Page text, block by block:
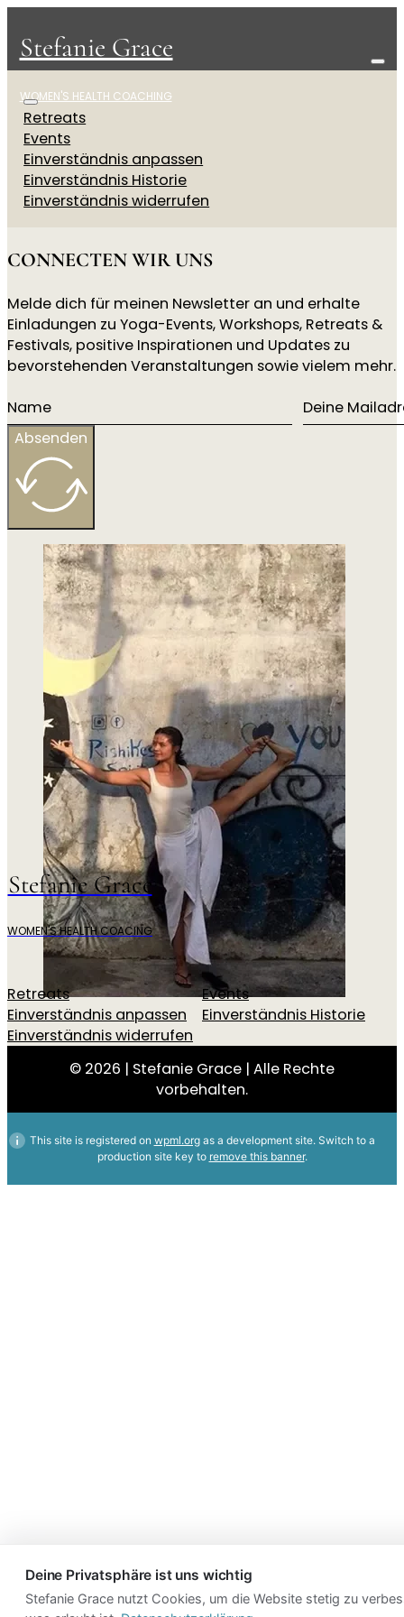
Stefanie Grace
WOMEN'S HEALTH COACHING
Retreats
Events
Einverständnis anpassen
Einverständnis Historie
Einverständnis widerrufen
CONNECTEN WIR UNS
Melde dich für meinen Newsletter an und erhalte
Einladungen zu Yoga-Events, Workshops, Retreats &
Festivals, positive Inspirationen und Updates zu
bevorstehenden Veranstaltungen sowie vielem mehr.
Absenden
Stefanie Grace
WOMEN'S HEALTH COACING
Retreats
Events
Einverständnis anpassen
Einverständnis Historie
Einverständnis widerrufen
© 2026 | Stefanie Grace | Alle Rechte
vorbehalten.
Deine Privatsphäre ist uns wichtig
Stefanie Grace nutzt Cookies, um die Website stetig zu
This site is registered on wpml.orgas a development site. Switch to a
production site key to remove this banner.